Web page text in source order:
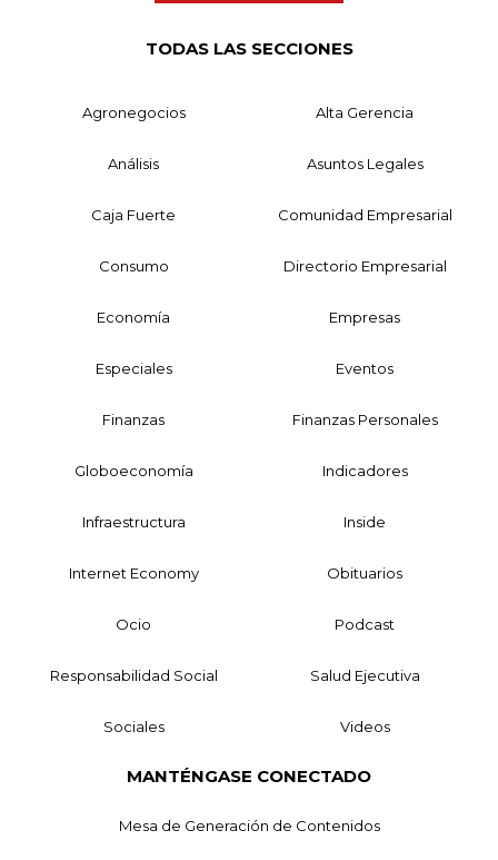
TODAS LAS SECCIONES
Agronegocios Alta Gerencia
Análisis Asuntos Legales
Caja Fuerte Comunidad Empresarial
Consumo Directorio Empresarial
Economía Empresas
Especiales Eventos
Finanzas Finanzas Personales
Globoeconomía Indicadores
Infraestructura Inside
Internet Economy Obituarios
Ocio Podcast
Responsabilidad Social Salud Ejecutiva
Sociales Videos
MANTÉNGASE CONECTADO
Mesa de Generación de Contenidos